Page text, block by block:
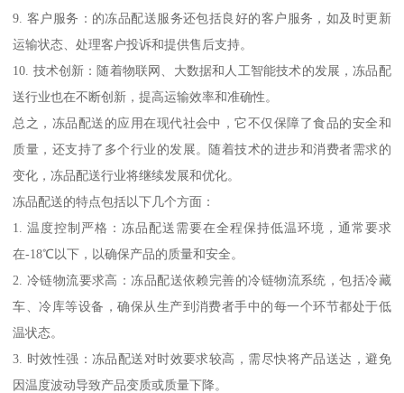
9. 客户服务：的冻品配送服务还包括良好的客户服务，如及时更新
运输状态、处理客户投诉和提供售后支持。
10. 技术创新：随着物联网、大数据和人工智能技术的发展，冻品配
送行业也在不断创新，提高运输效率和准确性。
总之，冻品配送的应用在现代社会中，它不仅保障了食品的安全和
质量，还支持了多个行业的发展。随着技术的进步和消费者需求的
变化，冻品配送行业将继续发展和优化。
冻品配送的特点包括以下几个方面：
1. 温度控制严格：冻品配送需要在全程保持低温环境，通常要求
在-18℃以下，以确保产品的质量和安全。
2. 冷链物流要求高：冻品配送依赖完善的冷链物流系统，包括冷藏
车、冷库等设备，确保从生产到消费者手中的每一个环节都处于低
温状态。
3. 时效性强：冻品配送对时效要求较高，需尽快将产品送达，避免
因温度波动导致产品变质或质量下降。